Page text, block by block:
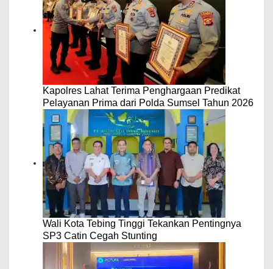
Kapolres Lahat Terima Penghargaan Predikat
Pelayanan Prima dari Polda Sumsel Tahun 2026
Wali Kota Tebing Tinggi Tekankan Pentingnya
SP3 Catin Cegah Stunting